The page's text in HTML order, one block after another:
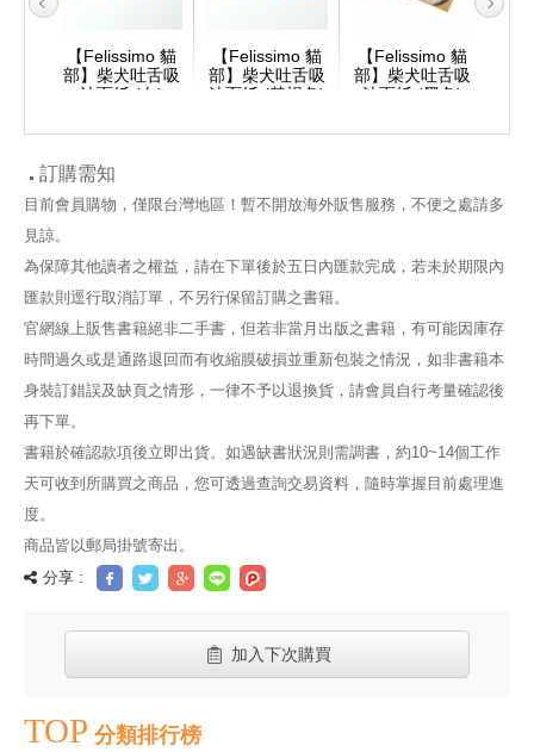
【Felissimo 貓
部】柴犬吐舌吸
油面紙 (白)
【Felissimo 貓
部】柴犬吐舌吸
油面紙 (黃褐色)
【Felissimo 貓
部】柴犬吐舌吸
油面紙 (黑色)
訂購需知
目前會員購物，僅限台灣地區！暫不開放海外販售服務，不便之處請多
見諒。
為保障其他讀者之權益，請在下單後於五日內匯款完成，若未於期限內
匯款則逕行取消訂單，不另行保留訂購之書籍。
官網線上販售書籍絕非二手書，但若非當月出版之書籍，有可能因庫存
時間過久或是通路退回而有收縮膜破損並重新包裝之情況，如非書籍本
身裝訂錯誤及缺頁之情形，一律不予以退換貨，請會員自行考量確認後
再下單。
書籍於確認款項後立即出貨。如遇缺書狀況則需調書，約10~14個工作
天可收到所購買之商品，您可透過查詢交易資料，隨時掌握目前處理進
度。
商品皆以郵局掛號寄出。
分享 :
加入下次購買
TOP 分類排行榜